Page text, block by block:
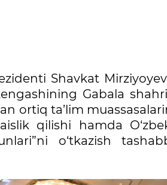
Shavkat
Gabala
ortiq ta’lim
qilishi hamda
o‘tkazish